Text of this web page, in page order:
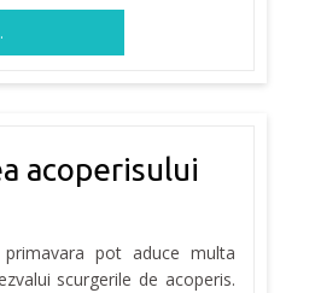
acoperisului
pot aduce multa
scurgerile de acoperis.